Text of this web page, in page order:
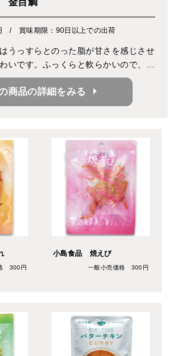
金目鯛
/ 賞味期限：90日以上での出荷
うっすらとのった脂が甘さを感じさせ
いです。ふっくらと軟らかいので、ご
べやすいお魚です。 炊き込みご飯でも
商品の詳細をみる
300円
小島食品 焼えび
一般小売価格 300円